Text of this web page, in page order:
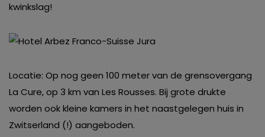
kwinkslag!
Locatie: Op nog geen 100 meter van de grensovergang
La Cure, op 3 km van Les Rousses. Bij grote drukte
worden ook kleine kamers in het naastgelegen huis in
Zwitserland (!) aangeboden.